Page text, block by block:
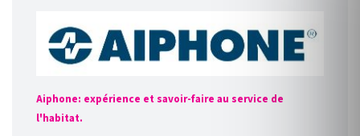
Aiphone: expérience et savoir-faire au service de
l'habitat.